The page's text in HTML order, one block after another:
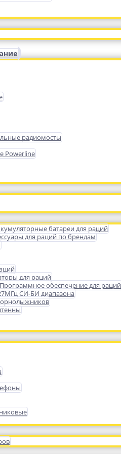
радиомосты
Powerline
батареи для раций
для раций по брендам
для раций
Программное обеспечение для раций
СИ-БИ диапазона